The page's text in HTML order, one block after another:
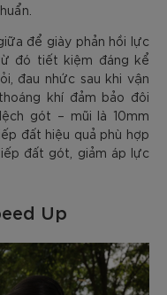
để giày phản hồi lực
đó tiết kiệm đáng kể
đau nhức sau khi vận
khí đảm bảo đôi
gót – mũi là 10mm
đất hiệu quả phù hợp
đất gót, giảm áp lực
Up